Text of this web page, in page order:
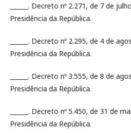
______. Decreto nº 2.271, de 7 de
Presidência da República.
______. Decreto nº 2.295, de 4 de
Presidência da República.
______. Decreto nº 3.555, de 8 de
Presidência da República.
______. Decreto nº 5.450, de 31 de
Presidência da República.